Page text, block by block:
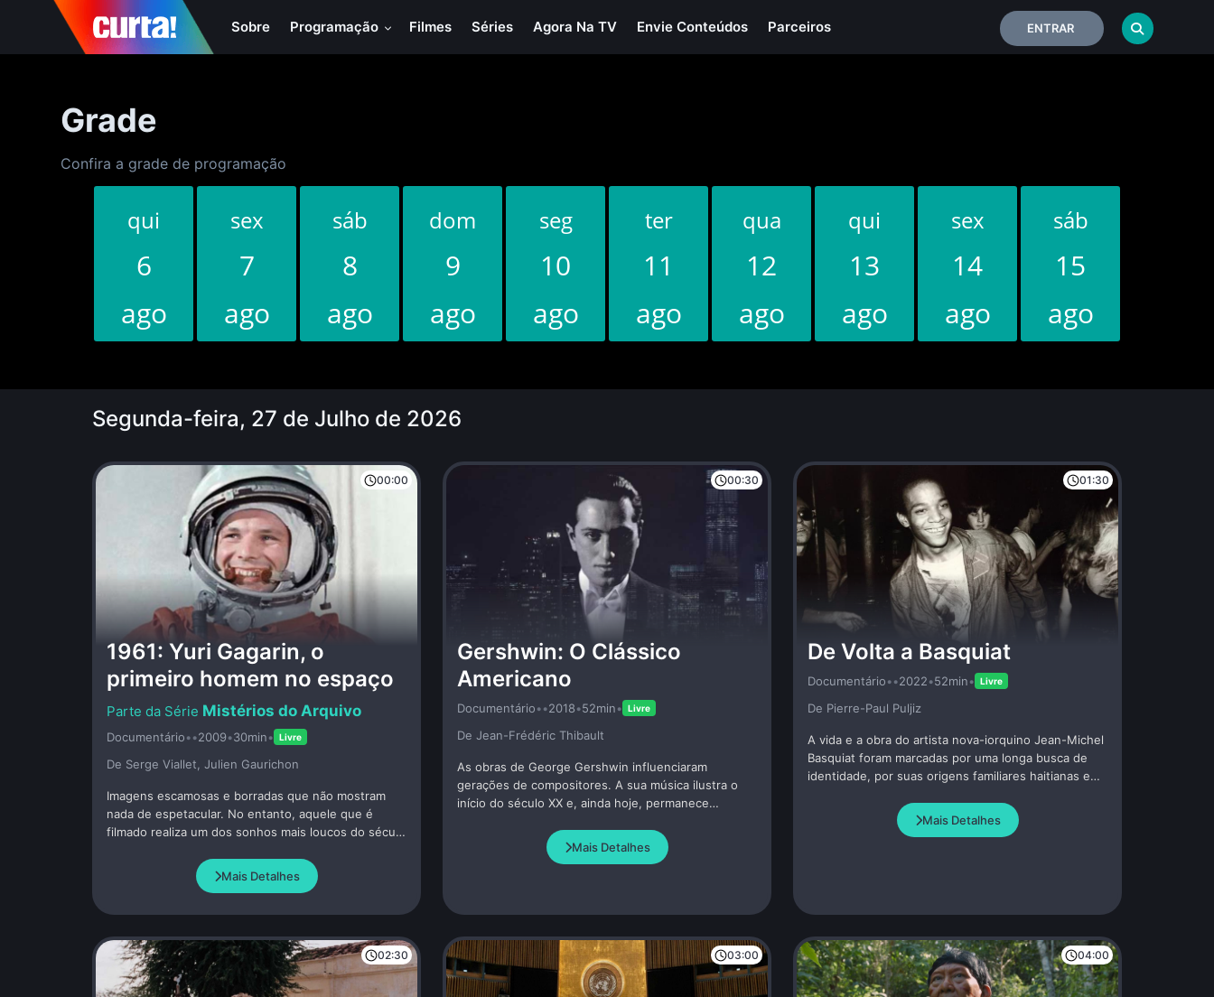
Sobre Programação Filmes Séries Agora Na TV Envie Conteúdos Parceiros ENTRAR
Grade
Confira a grade de programação
qui
6
ago
sex
7
ago
sáb
8
ago
dom
9
ago
seg
10
ago
ter
11
ago
qua
12
ago
qui
13
ago
sex
14
ago
sáb
15
ago
Segunda-feira, 27 de Julho de 2026
00:00
1961: Yuri Gagarin, o
primeiro homem no espaço
Mistérios do Arquivo
Documentário••2009•30min• Livre
De Serge Viallet, Julien Gaurichon
Imagens escamosas e borradas que não mostram
nada de espetacular. No entanto, aquele que é
filmado realiza um dos sonhos mais loucos do século
vez, um homem viaja para o espaço. Ele é um
cidadão soviético. Seu nome: Yuri Gagarin.
Mais Detalhes
00:30
Gershwin: O Clássico
Americano
Documentário••2018•52min• Livre
De Jean-Frédéric Thibault
As obras de George Gershwin influenciaram
gerações de compositores. A sua música ilustra o
início do século XX e, ainda hoje, permanece
inventou uma cultura americana particular - atraente,
desinibida, moderna e sempre inovadora.
Mais Detalhes
01:30
De Volta a Basquiat
Documentário••2022•52min• Livre
De Pierre-Paul Puljiz
A vida e a obra do artista nova-iorquino Jean-Michel
Basquiat foram marcadas por uma longa busca de
identidade, por suas origens familiares haitianas e
à África. Retratar este grande pintor do século 20,
que morreu em 1988 com apenas 27 anos, é também
Mais Detalhes
02:30 03:00 04:00